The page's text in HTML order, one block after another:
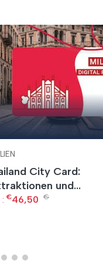
City Card:
und
€46,50 €